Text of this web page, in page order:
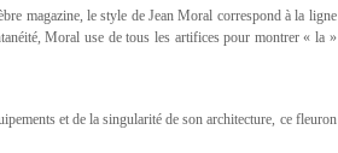
magazine, le style de Jean Moral correspond à la ligne
Moral use de tous les artifices pour montrer « la »
et de la singularité de son architecture, ce fleuron